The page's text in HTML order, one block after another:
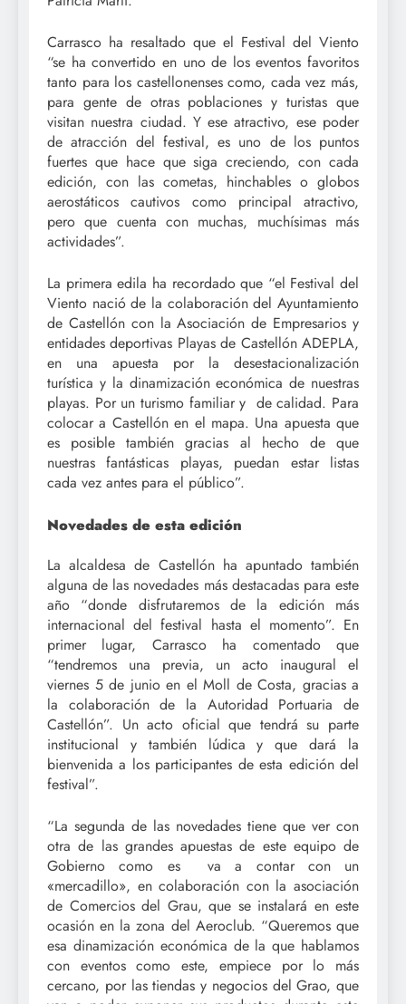
Carrasco ha resaltado que el Festival del Viento
“se ha convertido en uno de los eventos favoritos
tanto para los castellonenses como, cada vez más,
para gente de otras poblaciones y turistas que
visitan nuestra ciudad. Y ese atractivo, ese poder
de atracción del festival, es uno de los puntos
fuertes que hace que siga creciendo, con cada
edición, con las cometas, hinchables o globos
aerostáticos cautivos como principal atractivo,
pero que cuenta con muchas, muchísimas más
actividades”.
La primera edila ha recordado que “el Festival del
Viento nació de la colaboración del Ayuntamiento
de Castellón con la Asociación de Empresarios y
entidades deportivas Playas de Castellón ADEPLA,
en una apuesta por la desestacionalización
turística y la dinamización económica de nuestras
playas. Por un turismo familiar y de calidad. Para
colocar a Castellón en el mapa. Una apuesta que
es posible también gracias al hecho de que
nuestras fantásticas playas, puedan estar listas
cada vez antes para el público”.
Novedades de esta edición
La alcaldesa de Castellón ha apuntado también
alguna de las novedades más destacadas para este
año “donde disfrutaremos de la edición más
internacional del festival hasta el momento”. En
primer lugar, Carrasco ha comentado que
“tendremos una previa, un acto inaugural el
viernes 5 de junio en el Moll de Costa, gracias a
la colaboración de la Autoridad Portuaria de
Castellón”. Un acto oficial que tendrá su parte
institucional y también lúdica y que dará la
bienvenida a los participantes de esta edición del
festival”.
“La segunda de las novedades tiene que ver con
otra de las grandes apuestas de este equipo de
Gobierno como es va a contar con un
«mercadillo», en colaboración con la asociación
de Comercios del Grau, que se instalará en este
ocasión en la zona del Aeroclub. “Queremos que
esa dinamización económica de la que hablamos
con eventos como este, empiece por lo más
cercano, por las tiendas y negocios del Grao, que